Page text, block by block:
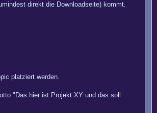
direkt die Downloadseite) kommt.
platziert werden.
"Das hier ist Projekt XY und das soll